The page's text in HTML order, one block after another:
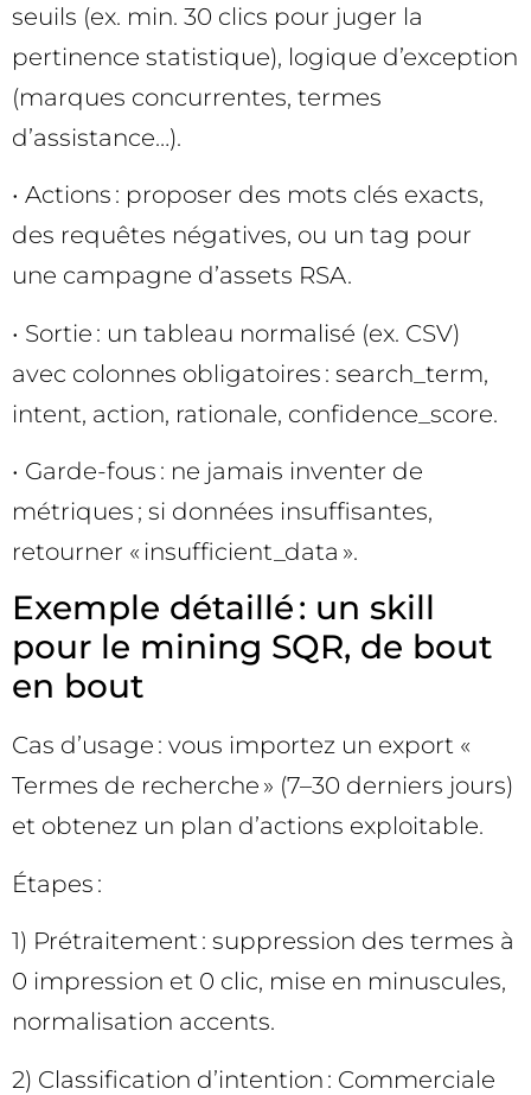
seuils (ex. min. 30 clics pour juger la
pertinence statistique), logique d’exception
(marques concurrentes, termes
d’assistance…).
• Actions : proposer des mots clés exacts,
des requêtes négatives, ou un tag pour
une campagne d’assets RSA.
• Sortie : un tableau normalisé (ex. CSV)
avec colonnes obligatoires : search_term,
intent, action, rationale, confidence_score.
• Garde-fous : ne jamais inventer de
métriques ; si données insuffisantes,
retourner « insufficient_data ».
Exemple détaillé : un skill
pour le mining SQR, de bout
en bout
Cas d’usage : vous importez un export «
Termes de recherche » (7–30 derniers jours)
et obtenez un plan d’actions exploitable.
Étapes :
1) Prétraitement : suppression des termes à
0 impression et 0 clic, mise en minuscules,
normalisation accents.
2) Classification d’intention : Commerciale